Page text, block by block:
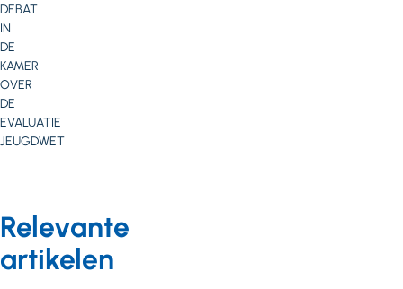
DEBAT
IN
DE
KAMER
OVER
DE
EVALUATIE
JEUGDWET
Relevante
artikelen